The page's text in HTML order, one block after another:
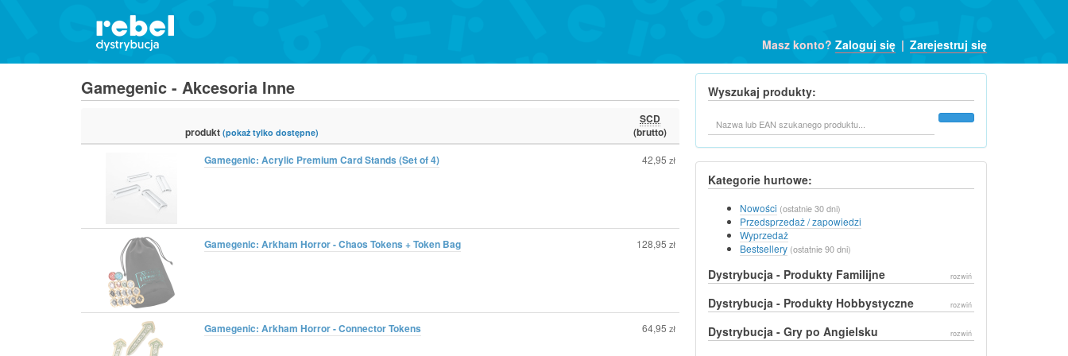
Masz konto? Zaloguj się | Zarejestruj się
Gamegenic - Akcesoria Inne
produkt (pokaż tylko dostępne)
SCD
(brutto)
Gamegenic: Acrylic Premium Card Stands (Set of 4)
42,95 zł
Gamegenic: Arkham Horror - Chaos Tokens + Token Bag 128,95 zł
Gamegenic: Arkham Horror - Connector Tokens 64,95 zł
Wyszukaj produkty:
Kategorie hurtowe:
Nowości (ostatnie 30 dni)
Przedsprzedaż / zapowiedzi
Wyprzedaż
Bestsellery (ostatnie 90 dni)
Dystrybucja - Produkty Familijne rozwiń
Dystrybucja - Produkty Hobbystyczne rozwiń
Dystrybucja - Gry po Angielsku rozwiń